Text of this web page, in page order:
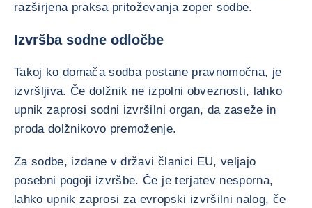
razširjena praksa pritoževanja zoper sodbe.
Izvršba sodne odločbe
Takoj ko domača sodba postane pravnomočna, je
izvršljiva. Če dolžnik ne izpolni obveznosti, lahko
upnik zaprosi sodni izvršilni organ, da zaseže in
proda dolžnikovo premoženje.
Za sodbe, izdane v državi članici EU, veljajo
posebni pogoji izvršbe. Če je terjatev nesporna,
lahko upnik zaprosi za evropski izvršilni nalog, če